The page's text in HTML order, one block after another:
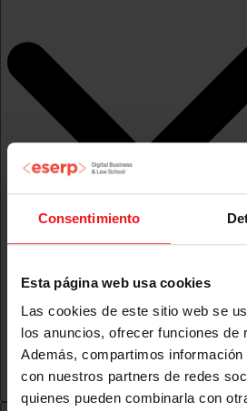
Consentimiento
Esta página web usa cookies
Las cookies de este sitio web se
los anuncios, ofrecer funciones
Además, compartimos
con nuestros partners de redes
quienes pueden combinarla con